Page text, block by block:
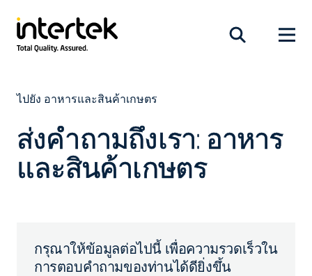
ไปยัง อาหารและสินค้าเกษตร
ส่งคำถามถึงเรา: อาหาร
และสินค้าเกษตร
กรุณาให้ข้อมูลต่อไปนี้ เพื่อความรวดเร็วใน
การตอบคำถามของท่านได้ดียิ่งขึ้น